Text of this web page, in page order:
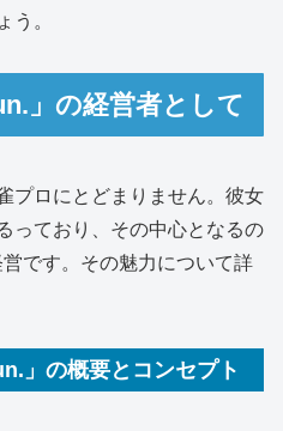
う。
」の経営者として
プロにとどまりません。彼女
っており、その中心となるの
です。その魅力について詳
」の概要とコンセプト